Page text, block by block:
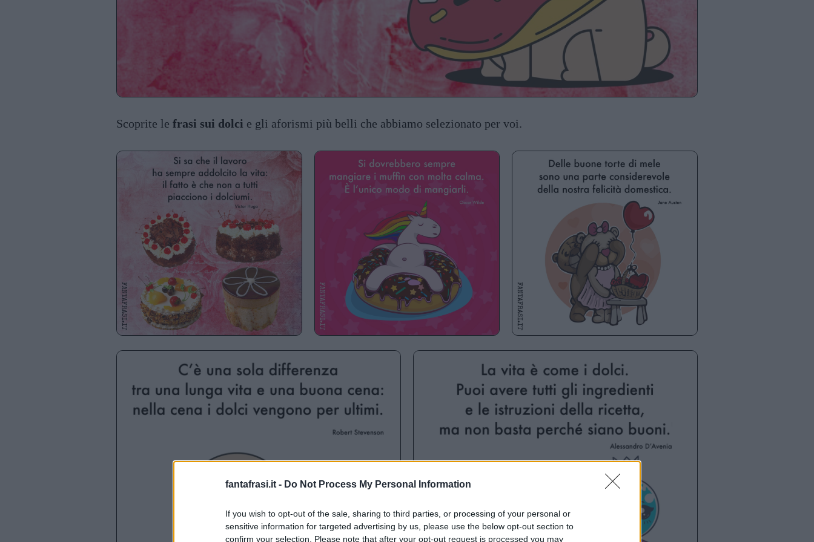
fantafrasi.it - Do Not Process My Personal Information
If you wish to opt-out of the sale, sharing to third parties, or processing of your personal or
sensitive information for targeted advertising by us, please use the below opt-out section to
confirm your selection. Please note that after your opt-out request is processed you may
Scoprite le frasi sui dolci e gli aforismi più belli che abbiamo selezionato per voi.